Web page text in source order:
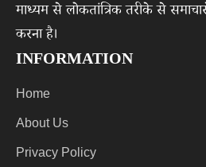
माध्यम से लोकतांत्रिक तरीके से
करना है।
INFORMATION
Home
About Us
Privacy Policy